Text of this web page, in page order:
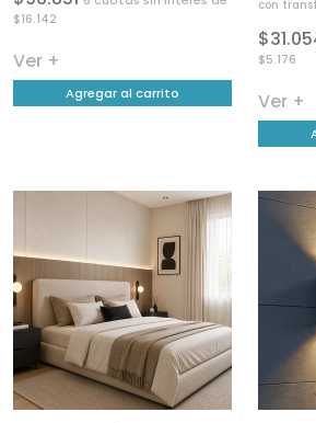
$16.142
Ver +
Agregar al carrito
con
$5.176
Ver +